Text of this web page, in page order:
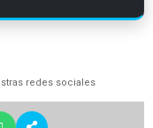
redes sociales